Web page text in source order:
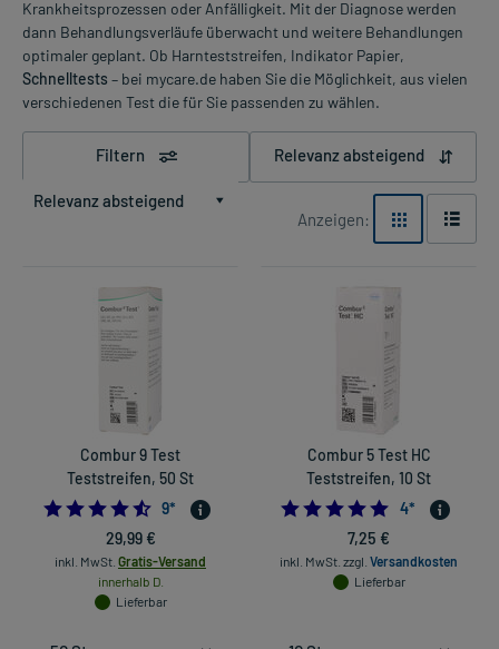
Krankheitsprozessen oder Anfälligkeit. Mit der Diagnose werden
dann Behandlungsverläufe überwacht und weitere Behandlungen
optimaler geplant. Ob Harnteststreifen, Indikator Papier,
Schnelltests – bei mycare.de haben Sie die Möglichkeit, aus vielen
verschiedenen Test die für Sie passenden zu wählen.
Filtern Relevanz absteigend
Relevanz absteigend
Anzeigen:
Combur 9 Test
Teststreifen, 50 St
4.555555555555555
9*
29,99 €
inkl. MwSt. Gratis-Versand
innerhalb D.
Lieferbar
Combur 5 Test HC
Teststreifen, 10 St
5.0
4*
7,25 €
inkl. MwSt. zzgl. Versandkosten
Lieferbar